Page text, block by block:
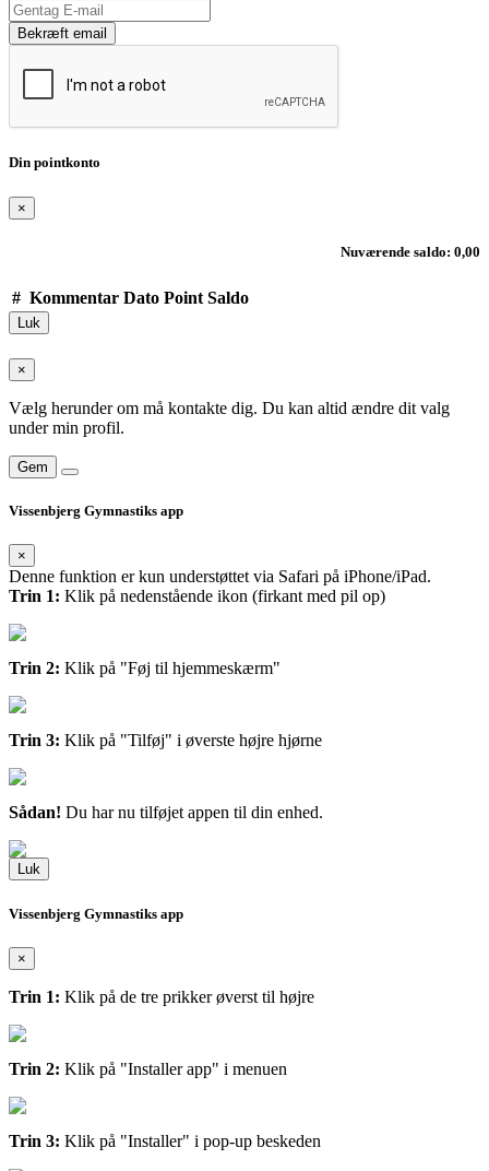
Bekræft email
Din pointkonto
×
Nuværende saldo: 0,00
# Kommentar Dato Point Saldo
Luk
×
Vælg herunder om må kontakte dig. Du kan altid ændre dit valg
under min profil.
Gem
Vissenbjerg Gymnastiks app
×
Denne funktion er kun understøttet via Safari på iPhone/iPad.
Trin 1: Klik på nedenstående ikon (firkant med pil op)
Trin 2: Klik på "Føj til hjemmeskærm"
Trin 3: Klik på "Tilføj" i øverste højre hjørne
Sådan! Du har nu tilføjet appen til din enhed.
Luk
Vissenbjerg Gymnastiks app
×
Trin 1: Klik på de tre prikker øverst til højre
Trin 2: Klik på "Installer app" i menuen
Trin 3: Klik på "Installer" i pop-up beskeden